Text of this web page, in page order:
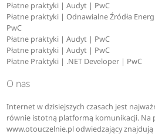
Płatne praktyki | Audyt | PwC
Płatne praktyki | Odnawialne Źródła
PwC
Płatne praktyki | Audyt | PwC
Płatne praktyki | Audyt | PwC
Płatne Praktyki | .NET Developer | PwC
O nas
Internet w dzisiejszych czasach jest
równie istotną platformą komunikacji.
www.otouczelnie.pl odwiedzający